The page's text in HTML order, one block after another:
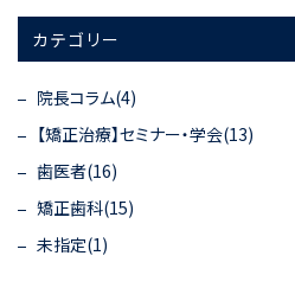
カテゴリー
院長コラム(4)
【矯正治療】セミナー・学会(13)
歯医者(16)
矯正歯科(15)
未指定(1)